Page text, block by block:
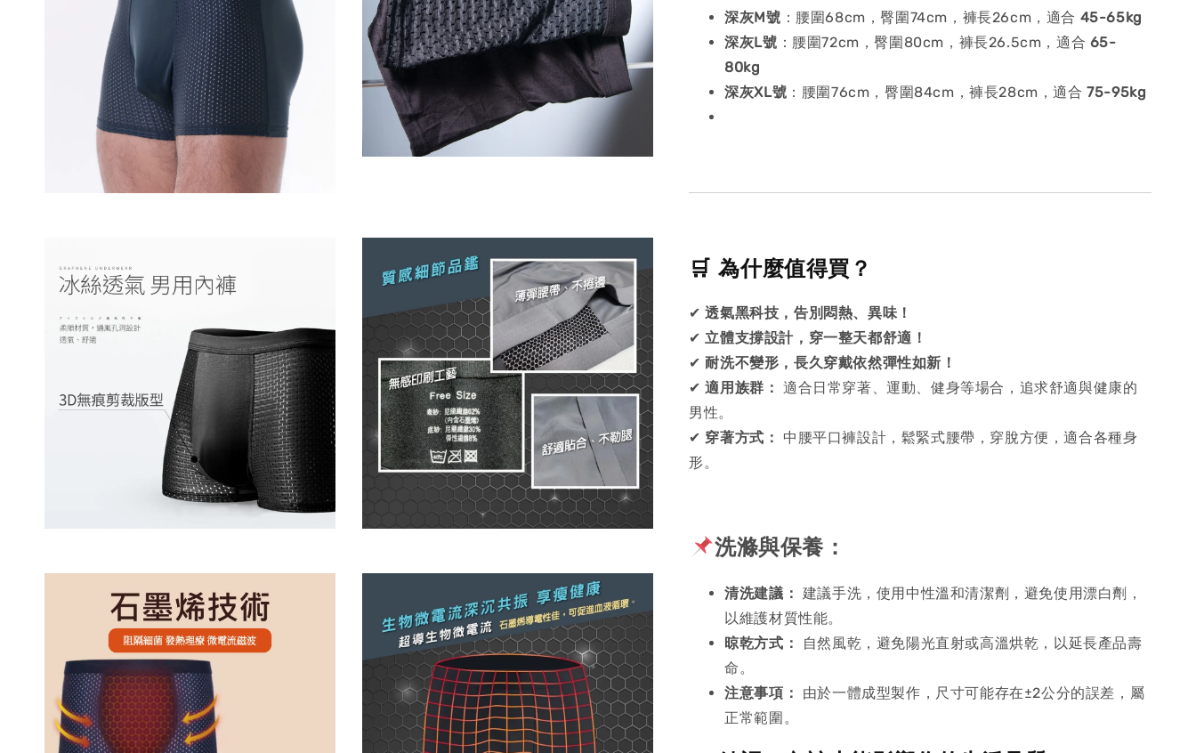
深灰M號 ：腰圍68cm，臀圍74cm，褲長26cm，適合 45-65kg
深灰L號 ：腰圍72cm，臀圍80cm，褲長26.5cm，適合 65-
80kg
深灰XL號 ：腰圍76cm，臀圍84cm，褲長28cm，適合75-95kg
🛒 為什麼值得買？
✔透氣黑科技，告別悶熱、異味！
✔立體支撐設計，穿一整天都舒適！
✔耐洗不變形，長久穿戴依然彈性如新！
✔適用族群： 適合日常穿著、運動、健身等場合，追求舒適與健康的
男性。
✔穿著方式：
中腰平口褲設計，鬆緊式腰帶，穿脫方便，適合各種身
形。
洗滌與保養：
清洗建議： 建議手洗，使用中性溫和清潔劑，避免使用漂白劑，
以維護材質性能。
晾乾方式：
自然風乾，避免陽光直射或高溫烘乾，以延長產品壽
命。
注意事項：
由於一體成型製作，尺寸可能存在±2公分的誤差，屬
正常範圍。